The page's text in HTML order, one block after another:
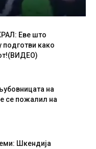
Еве што
подготви како
на
се пожалил на
Шкендија